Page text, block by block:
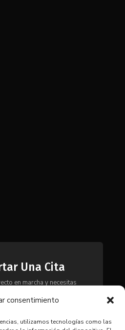
consentimiento
utilizamos tecnologías como las
Una Cita
en marcha y necesitas
y te asesoraremos para